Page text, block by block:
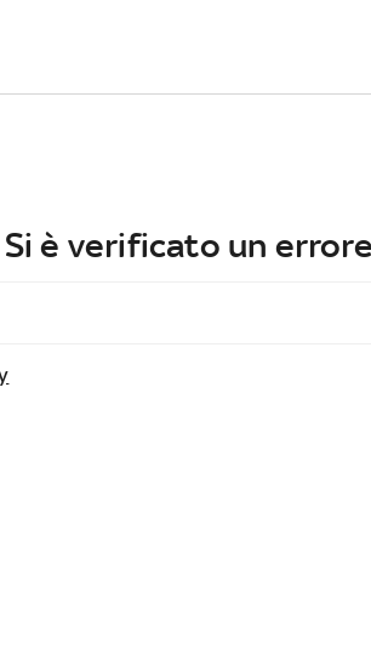
è verificato un errore